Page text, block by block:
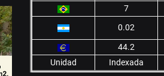
7
0.02
44.2
Unidad
Indexada